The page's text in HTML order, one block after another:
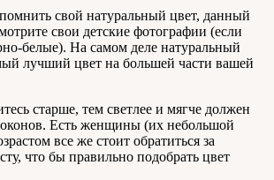
свой натуральный цвет, данный
свои детские фотографии (если
белые). На самом деле натуральный
лучший цвет на большей части вашей
старше, тем светлее и мягче должен
Есть женщины (их небольшой
все же стоит обратиться за
что бы правильно подобрать цвет